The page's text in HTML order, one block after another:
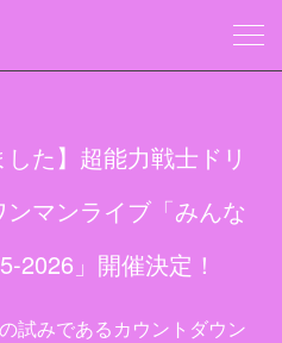
した】超能力戦士ドリ
マンライブ「みんな
2026」開催決定！
試みであるカウントダウン